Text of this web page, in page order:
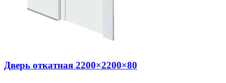
Дверь откатная 2200×2200×80